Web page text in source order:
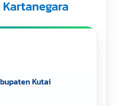
Kutai